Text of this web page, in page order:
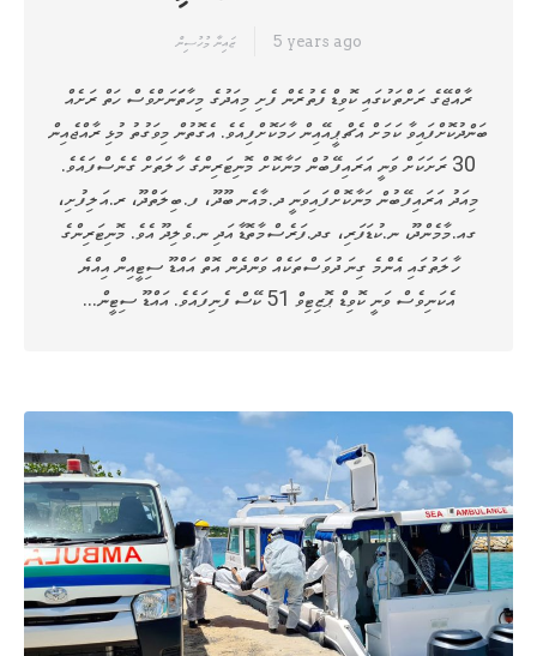
ޒައިނާ މުހުސިން 5 years ago
ރާއްޖޭގެ ރަށްތަކުގައި ކޮވިޑް ފެތުރެން ފެށި މިއަދުގެ މިހާތަަނަށްވެސް ހަތް ރަށެއް
ބަންދުކޮށްފައިވާ ކަމަށް އެޗްޕީއޭއިން ހާމަކޮށްފިއެވެ. އެގޮތުން މިވަގުތު މުޅި ރާއްޖެއިން
30 ރަށަކަށް ވަނީ އަރައިފޭބުން މަނާކޮށް މޮނިޓަރިންގެ ހާލަތަށް ގެނެސްފައެވެ.
މިއަދު އަރައިފޭބުން މަނާކޮށްފައިވަނީ ދ.މާއެނބޫދޫ، ފ.ބިލަތްދޫ، ރ.އަލިފުށި،
ގއ.މާމެންދޫ، ނ.ކުޑަފަރި، ގދ.ފަރެސްމާތޮޑާ އަދި ނ.ވެލިދޫ އެވެ. މޮނިޓަރިންގެ
ހާލަތުގައި އެންމެ ގިނަ ދުވަސްތަކެއް ވަންދެން އޮތް އައްޑޫ ސިޓީއިން އިއްޔެ
އެކަނިވެސް ވަނީ ކޮވިޑް ޕޮޒިޓިވް 51 ކޭސް ފެނިފައެވެ. އައްޑޫ ސިޓީން…